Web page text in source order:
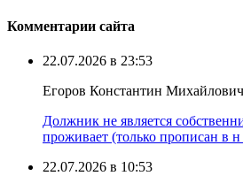
Комментарии сайта
22.07.2026 в 23:53
Егоров Константин
Должник не является
проживает (только прописан в н
22.07.2026 в 10:53